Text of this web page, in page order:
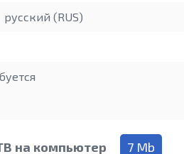
русский (RUS)
на компьютер 7 Mb